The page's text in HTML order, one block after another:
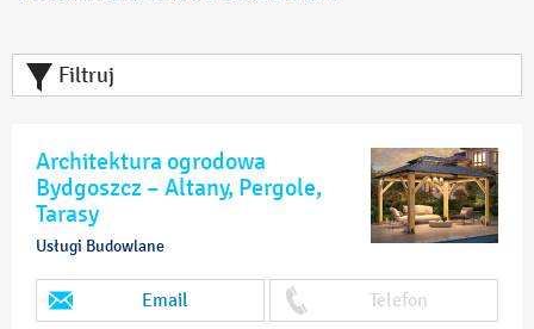
Filtruj
Architektura ogrodowa
Bydgoszcz – Altany, Pergole,
Tarasy
Usługi Budowlane
Email Telefon